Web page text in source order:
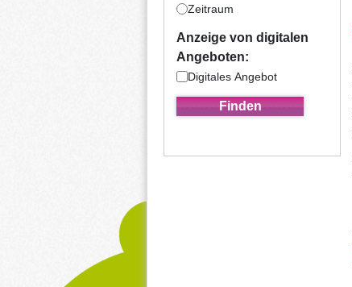
Zeitraum
Anzeige von digitalen
Angeboten:
Digitales Angebot